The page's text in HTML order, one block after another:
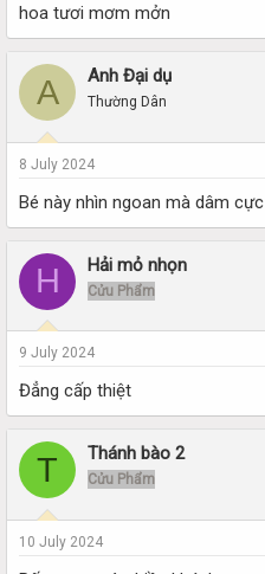
hoa tươi mơm mởn
A Anh Đại dụ
Thường Dân
8 July 2024
Bé này nhìn ngoan mà dâm cực
H Hải mỏ nhọn
Cửu Phẩm
9 July 2024
Đẳng cấp thiệt
T Thánh bào 2
Cửu Phẩm
10 July 2024